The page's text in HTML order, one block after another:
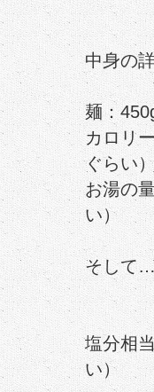
中身の
麺：
カロリ
ぐらい
お湯の
い）
そして
塩分相
い）